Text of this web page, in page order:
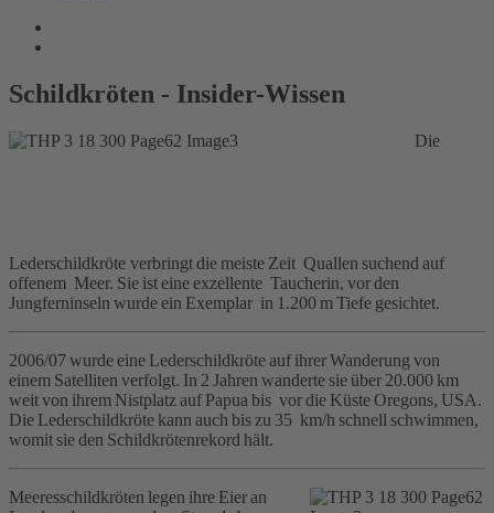
Schildkröten - Insider-Wissen
Die
Lederschildkröte verbringt die meiste Zeit Quallen suchend auf
offenem Meer. Sie ist eine exzellente Taucherin, vor den
Jungferninseln wurde ein Exemplar in 1.200 m Tiefe gesichtet.
2006/07 wurde eine Lederschildkröte auf ihrer Wanderung von
einem Satelliten verfolgt. In 2 Jahren wanderte sie über 20.000 km
weit von ihrem Nistplatz auf Papua bis vor die Küste Oregons, USA.
Die Lederschildkröte kann auch bis zu 35 km/h schnell schwimmen,
womit sie den Schildkrötenrekord hält.
Meeresschildkröten legen ihre Eier an